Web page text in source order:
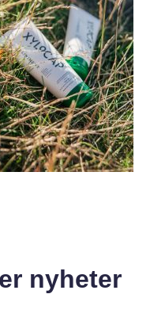
nyheter